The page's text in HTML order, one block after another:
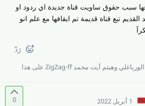
سبب حقوق ساويت قناة جديدة اي ردود او
تبع قناة قديمة تم ايقافها مع علم انو
رَدّ
وهيثم أيت محمد ZigZag-ff على هذا
0 1 أبريل 2022